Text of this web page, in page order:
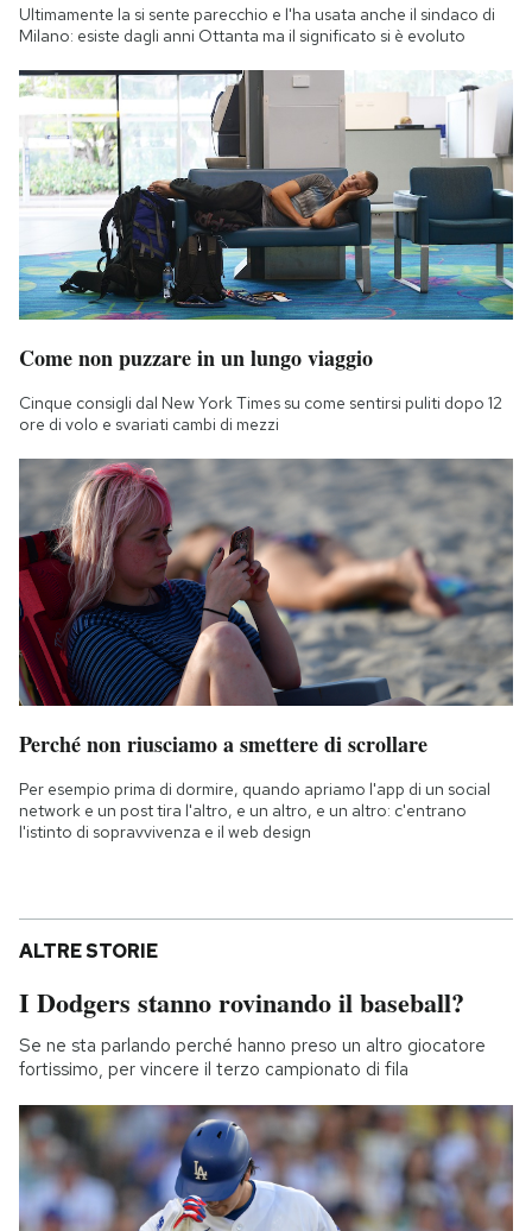
Ultimamente la si sente parecchio e l'ha usata anche il sindaco di
Milano: esiste dagli anni Ottanta ma il significato si è evoluto
Come non puzzare in un lungo viaggio
Cinque consigli dal New York Times su come sentirsi puliti dopo 12
ore di volo e svariati cambi di mezzi
Perché non riusciamo a smettere di scrollare
Per esempio prima di dormire, quando apriamo l'app di un social
network e un post tira l'altro, e un altro, e un altro: c'entrano
l'istinto di sopravvivenza e il web design
ALTRE STORIE
I Dodgers stanno rovinando il baseball?
Se ne sta parlando perché hanno preso un altro giocatore
fortissimo, per vincere il terzo campionato di fila